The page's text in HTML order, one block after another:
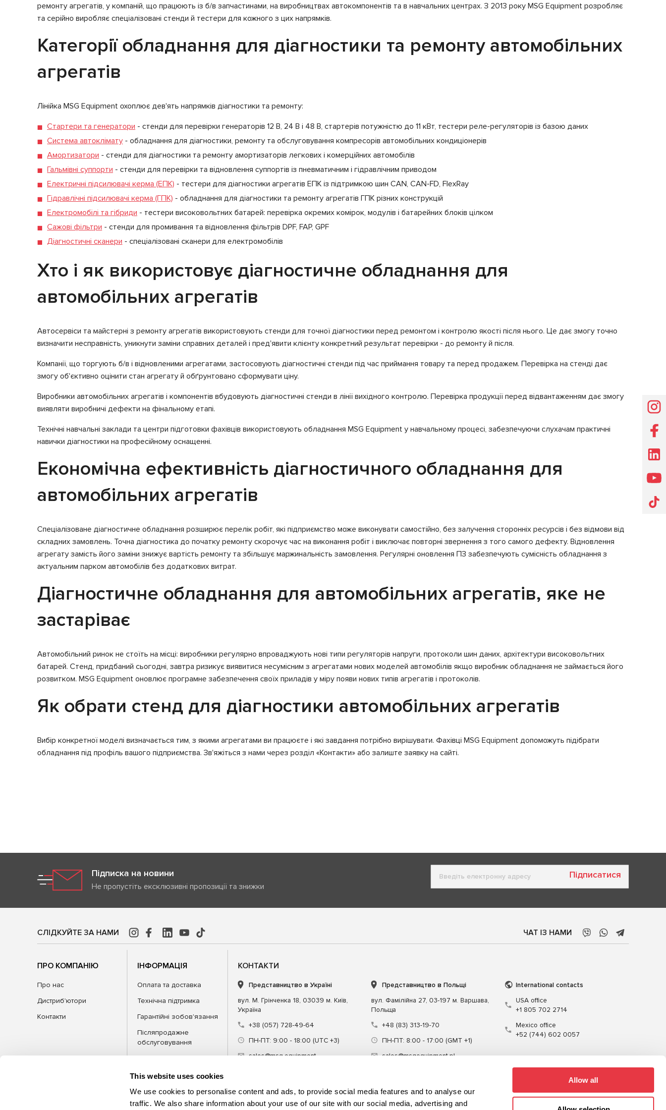
This website uses cookies
We use cookies to personalise content and ads, to provide social media features and to analyse our
traffic. We also share information about your use of our site with our social media, advertising and
Allow all
12В
JAPAN, COM (LIN,
BSS), VALEO «I-
StARS»
що перевіряються
24В
I-ELOOP
Типи генераторів,
що перевіряються
стартерів, що
перевіряються, кВт
Автоматичний
генератора
так
Типи реле-
перевіряються
не перевіряє реле-
База даних реле-
ні
що перевіряються
(SCANIA)
перевіряються
(LIN, BSS), C JAPAN, і-
ELOOP
рульового колеса.
ремонту агрегатів, у компаній, що працюють із б/в запчастинами, на виробництвах автокомпонентів та в навчальних центрах. З 2013 року MSG Equipment розробляє
та серійно виробляє спеціалізовані стенди й тестери для кожного з цих напрямків.
Категорії обладнання для діагностики та ремонту автомобільних
агрегатів
Лінійка MSG Equipment охоплює дев'ять напрямків діагностики та ремонту:
Стартери та генератори - стенди для перевірки генераторів 12 В, 24 В і 48 В, стартерів потужністю до 11 кВт, тестери реле-регуляторів із базою даних
Система автоклімату - обладнання для діагностики, ремонту та обслуговування компресорів автомобільних кондиціонерів
Амортизатори - стенди для діагностики та ремонту амортизаторів легкових і комерційних автомобілів
Гальмівні суппорти - стенди для перевірки та відновлення суппортів із пневматичним і гідравлічним приводом
Електричні підсилювачі керма (ЕПК) - тестери для діагностики агрегатів ЕПК із підтримкою шин CAN, CAN-FD, FlexRay
Гідравлічні підсилювачі керма (ГПК) - обладнання для діагностики та ремонту агрегатів ГПК різних конструкцій
Електромобілі та гібриди - тестери високовольтних батарей: перевірка окремих комірок, модулів і батарейних блоків цілком
Сажові фільтри - стенди для промивання та відновлення фільтрів DPF, FAP, GPF
Діагностичні сканери - спеціалізовані сканери для електромобілів
Хто і як використовує діагностичне обладнання для
автомобільних агрегатів
Автосервіси та майстерні з ремонту агрегатів використовують стенди для точної діагностики перед ремонтом і контролю якості після нього. Це дає змогу точно
визначити несправність, уникнути заміни справних деталей і пред'явити клієнту конкретний результат перевірки - до ремонту й після.
Компанії, що торгують б/в і відновленими агрегатами, застосовують діагностичні стенди під час приймання товару та перед продажем. Перевірка на стенді дає
змогу об'єктивно оцінити стан агрегату й обґрунтовано сформувати ціну.
Виробники автомобільних агрегатів і компонентів вбудовують діагностичні стенди в лінії вихідного контролю. Перевірка продукції перед відвантаженням дає змогу
виявляти виробничі дефекти на фінальному етапі.
Технічні навчальні заклади та центри підготовки фахівців використовують обладнання MSG Equipment у навчальному процесі, забезпечуючи слухачам практичні
навички діагностики на професійному оснащенні.
Економічна ефективність діагностичного обладнання для
автомобільних агрегатів
Спеціалізоване діагностичне обладнання розширює перелік робіт, які підприємство може виконувати самостійно, без залучення сторонніх ресурсів і без відмови від
складних замовлень. Точна діагностика до початку ремонту скорочує час на виконання робіт і виключає повторні звернення з того самого дефекту. Відновлення
агрегату замість його заміни знижує вартість ремонту та збільшує маржинальність замовлення. Регулярні оновлення ПЗ забезпечують сумісність обладнання з
актуальним парком автомобілів без додаткових витрат.
Діагностичне обладнання для автомобільних агрегатів, яке не
застаріває
Автомобільний ринок не стоїть на місці: виробники регулярно впроваджують нові типи регуляторів напруги, протоколи шин даних, архітектури високовольтних
батарей. Стенд, придбаний сьогодні, завтра ризикує виявитися несумісним з агрегатами нових моделей автомобілів якщо виробник обладнання не займається його
розвитком. MSG Equipment оновлює програмне забезпечення своїх приладів у міру появи нових типів агрегатів і протоколів.
Як обрати стенд для діагностики автомобільних агрегатів
Вибір конкретної моделі визначається тим, з якими агрегатами ви працюєте і які завдання потрібно вирішувати. Фахівці MSG Equipment допоможуть підібрати
обладнання під профіль вашого підприємства. Зв'яжіться з нами через розділ «Контакти» або залиште заявку на сайті.
Підписка на новини
Не пропустіть ексклюзивні пропозиції та знижки
Підписатися
СЛІДКУЙТЕ ЗА НАМИ ЧАТ ІЗ НАМИ
ПРО КОМПАНІЮ
Про нас
Дистриб'ютори
Контакти
ІНФОРМАЦІЯ
Оплата та доставка
Технічна підтримка
Гарантійні зобов'язання
Післяпродажне
обслуговування
FAQ
Блог
КОНТАКТИ
Представництво в Україні
вул. М. Грінченка 18, 03039 м. Київ,
Україна
+38 (057) 728-49-64
ПН-ПТ: 9:00 - 18:00 (UTC +3)
sales@msg.equipment
Представництво в Польщі
вул. Фамілійна 27, 03-197 м. Варшава,
Польща
+48 (83) 313-19-70
ПН-ПТ: 8:00 - 17:00 (GMT +1)
sales@msgequipment.pl
International contacts
USA office
+1 805 702 2714
Mexico office
+52 (744) 602 0057